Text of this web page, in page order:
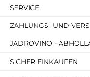
SERVICE
ZAHLUNGS- UND
JADROVINO -
SICHER EINKAUFEN